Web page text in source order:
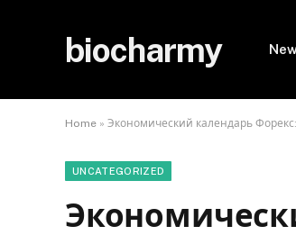
biocharmy
Home » Экономический календарь
UNCATEGORIZED